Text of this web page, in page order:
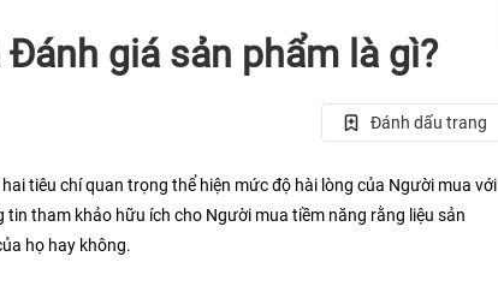
giá sản phẩm là gì?
Đánh dấu trang
tiêu chí quan trọng thể hiện mức độ hài lòng của Người mua với
tham khảo hữu ích cho Người mua tiềm năng rằng liệu sản
họ hay không.